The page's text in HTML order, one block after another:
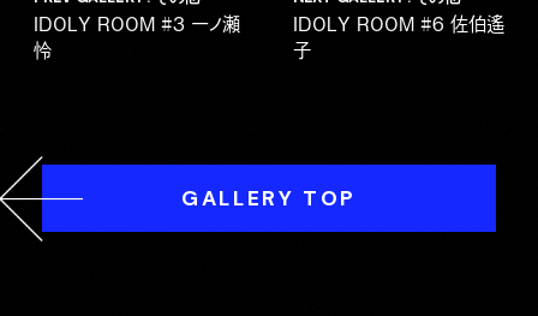
IDOLY ROOM #3 一ノ瀬
怜
IDOLY ROOM #6 佐伯遙
子
GALLERY TOP